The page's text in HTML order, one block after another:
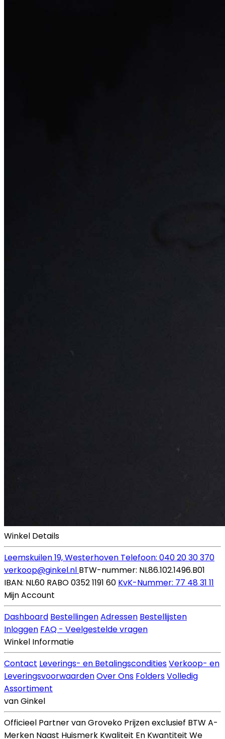
Winkel Details
Leemskuilen 19, Westerhoven Telefoon: 040 20 30 370
verkoop@ginkel.nl BTW-nummer: NL86.102.1496.B01
IBAN: NL60 RABO 0352 1191 60 KvK-Nummer: 77 48 31 11
Mijn Account
Dashboard BestellingenAdressen Bestellijsten
Inloggen FAQ - Veelgestelde vragen
Winkel Informatie
Contact Leverings- en BetalingsconditiesVerkoop- en
LeveringsvoorwaardenOver Ons FoldersVolledig
Assortiment
van Ginkel
Officieel Partner van Groveko Prijzen exclusief BTWA-
Merken Naast Huismerk Kwaliteit En Kwantiteit We